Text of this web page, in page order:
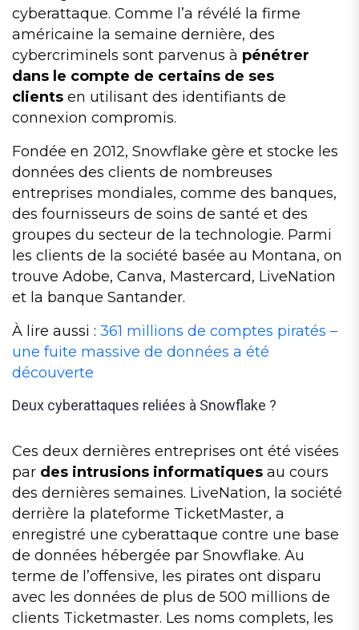
cyberattaque. Comme l’a révélé la firme
américaine la semaine dernière, des
cybercriminels sont parvenus à pénétrer
dans le compte de certains de ses
clients en utilisant des identifiants de
connexion compromis.
Fondée en 2012, Snowflake gère et stocke les
données des clients de nombreuses
entreprises mondiales, comme des banques,
des fournisseurs de soins de santé et des
groupes du secteur de la technologie. Parmi
les clients de la société basée au Montana, on
trouve Adobe, Canva, Mastercard, LiveNation
et la banque Santander.
À lire aussi : 361 millions de comptes piratés –
une fuite massive de données a été
découverte
Deux cyberattaques reliées à Snowflake ?
Ces deux dernières entreprises ont été visées
par des intrusions informatiques au cours
des dernières semaines. LiveNation, la société
derrière la plateforme TicketMaster, a
enregistré une cyberattaque contre une base
de données hébergée par Snowflake. Au
terme de l’offensive, les pirates ont disparu
avec les données de plus de 500 millions de
clients Ticketmaster. Les noms complets, les